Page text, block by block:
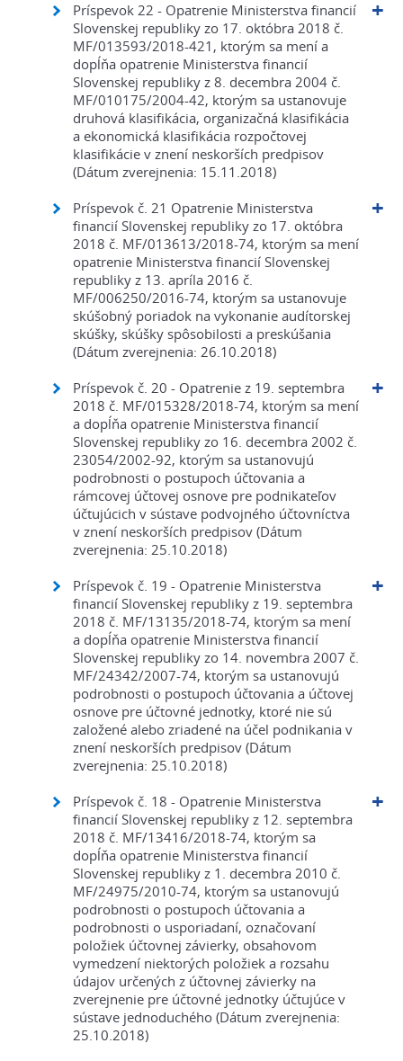
Príspevok 22 - Opatrenie Ministerstva financií
Slovenskej republiky zo 17. októbra 2018 č.
MF/013593/2018-421, ktorým sa mení a
dopĺňa opatrenie Ministerstva financií
Slovenskej republiky z 8. decembra 2004 č.
MF/010175/2004-42, ktorým sa ustanovuje
druhová klasifikácia, organizačná klasifikácia
a ekonomická klasifikácia rozpočtovej
klasifikácie v znení neskorších predpisov
(Dátum zverejnenia: 15.11.2018)
Príspevok č. 21 Opatrenie Ministerstva
financií Slovenskej republiky zo 17. októbra
2018 č. MF/013613/2018-74, ktorým sa mení
opatrenie Ministerstva financií Slovenskej
republiky z 13. apríla 2016 č.
MF/006250/2016-74, ktorým sa ustanovuje
skúšobný poriadok na vykonanie audítorskej
skúšky, skúšky spôsobilosti a preskúšania
(Dátum zverejnenia: 26.10.2018)
Príspevok č. 20 - Opatrenie z 19. septembra
2018 č. MF/015328/2018-74, ktorým sa mení
a dopĺňa opatrenie Ministerstva financií
Slovenskej republiky zo 16. decembra 2002 č.
23054/2002-92, ktorým sa ustanovujú
podrobnosti o postupoch účtovania a
rámcovej účtovej osnove pre podnikateľov
účtujúcich v sústave podvojného účtovníctva
v znení neskorších predpisov (Dátum
zverejnenia: 25.10.2018)
Príspevok č. 19 - Opatrenie Ministerstva
financií Slovenskej republiky z 19. septembra
2018 č. MF/13135/2018-74, ktorým sa mení
a dopĺňa opatrenie Ministerstva financií
Slovenskej republiky zo 14. novembra 2007 č.
MF/24342/2007-74, ktorým sa ustanovujú
podrobnosti o postupoch účtovania a účtovej
osnove pre účtovné jednotky, ktoré nie sú
založené alebo zriadené na účel podnikania v
znení neskorších predpisov (Dátum
zverejnenia: 25.10.2018)
Príspevok č. 18 - Opatrenie Ministerstva
financií Slovenskej republiky z 12. septembra
2018 č. MF/13416/2018-74, ktorým sa
dopĺňa opatrenie Ministerstva financií
Slovenskej republiky z 1. decembra 2010 č.
MF/24975/2010-74, ktorým sa ustanovujú
podrobnosti o postupoch účtovania a
podrobnosti o usporiadaní, označovaní
položiek účtovnej závierky, obsahovom
vymedzení niektorých položiek a rozsahu
údajov určených z účtovnej závierky na
zverejnenie pre účtovné jednotky účtujúce v
sústave jednoduchého (Dátum zverejnenia:
25.10.2018)